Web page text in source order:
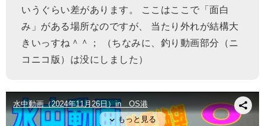
いうぐらい差があります。 ここはここで「面白
み」がある場所なのですが、 当たり外れが結構大
きいっすね＾＾； （ちなみに、釣り動画部分（ニ
コニコ版）は没にしました）